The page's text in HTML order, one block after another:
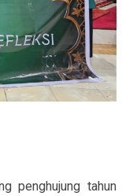
penghujung tahun